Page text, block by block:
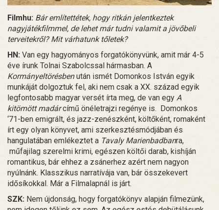
Filmhu: Bár említettétek, hogy ritkán jelentkeztek
nagyjátékfilmmel, de lehet már tudni valamit a jövőbeli
terveitekről? Mit várhatunk tőletek?
HN: Van egy hagyományos forgatókönyvünk, amit már 4-5
éve írunk Tolnai Szabolcssal hármasban. A
Kormányeltörésbenután ismét Domonkos István egyik
munkáját dolgoztuk fel, aki nem csak a XX. század egyik
legfontosabb magyar versét írta meg, de van egy A
kitömött madárcímű önéletrajzi regénye is. Domonkos
‘71-ben emigrált, és jazz-zenészként, költőként, romaként
írt egy olyan könyvet, ami szerkesztésmódjában és
hangulatában emlékeztet a Tavaly Marienbadbanra,
műfajilag szerelmi krimi, egészen költői darab, kishíján
romantikus, bár ehhez a zsánerhez azért nem nagyon
nyúlnánk. Klasszikus narratívája van, bár összekevert
idősíkokkal. Már a Filmalapnál is járt.
SZK: Nem újdonság, hogy forgatókönyv alapján filmezünk,